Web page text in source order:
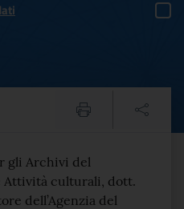
gli Archivi del
Attività culturali, dott.
dell’Agenzia del